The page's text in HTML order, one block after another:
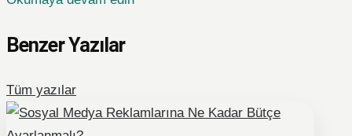
Benzer Yazılar
Tüm yazılar